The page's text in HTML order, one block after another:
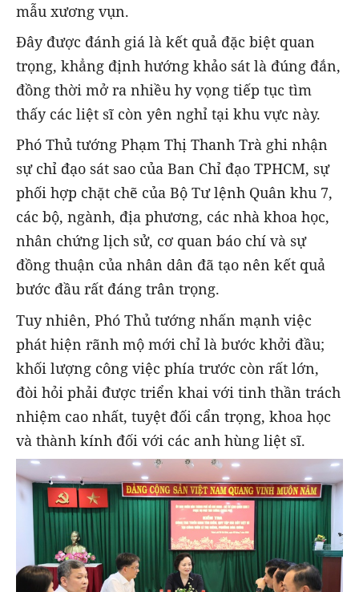
mẫu xương vụn.
Đây được đánh giá là kết quả đặc biệt quan
trọng, khẳng định hướng khảo sát là đúng đắn,
đồng thời mở ra nhiều hy vọng tiếp tục tìm
thấy các liệt sĩ còn yên nghỉ tại khu vực này.
Phó Thủ tướng Phạm Thị Thanh Trà ghi nhận
sự chỉ đạo sát sao của Ban Chỉ đạo TPHCM, sự
phối hợp chặt chẽ của Bộ Tư lệnh Quân khu 7,
các bộ, ngành, địa phương, các nhà khoa học,
nhân chứng lịch sử, cơ quan báo chí và sự
đồng thuận của nhân dân đã tạo nên kết quả
bước đầu rất đáng trân trọng.
Tuy nhiên, Phó Thủ tướng nhấn mạnh việc
phát hiện rãnh mộ mới chỉ là bước khởi đầu;
khối lượng công việc phía trước còn rất lớn,
đòi hỏi phải được triển khai với tinh thần trách
nhiệm cao nhất, tuyệt đối cẩn trọng, khoa học
và thành kính đối với các anh hùng liệt sĩ.